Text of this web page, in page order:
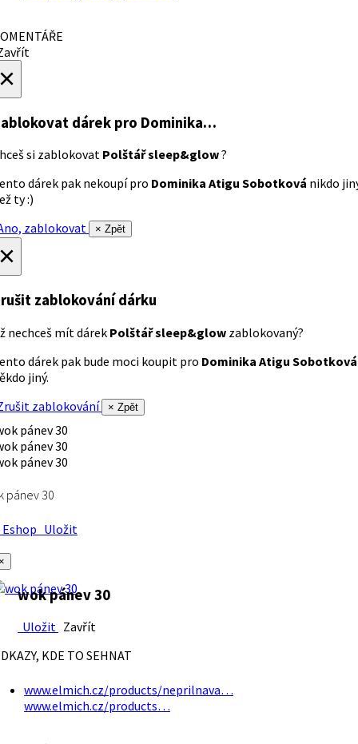
dárek pro Dominika…
si zablokovat Polštář sleep&glow?
dárek pak nekoupí pro Dominika Atigu Sobotková nikdo
ty :)
zablokovat
× Zpět
zablokování dárku
nechceš mít dárek Polštář sleep&glow zablokovaný?
dárek pak bude moci koupit pro Dominika Atigu Sobotková
jiný.
zablokování
× Zpět
pánev 30
Uložit
wok pánev 30
Uložit Zavřít
KDE TO SEHNAT
www.elmich.cz/products/neprilnava…
www.elmich.cz/products…